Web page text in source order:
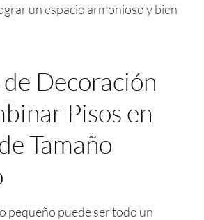
un espacio armonioso y bien
Decoración
Pisos en
Tamaño
pequeño puede ser todo un